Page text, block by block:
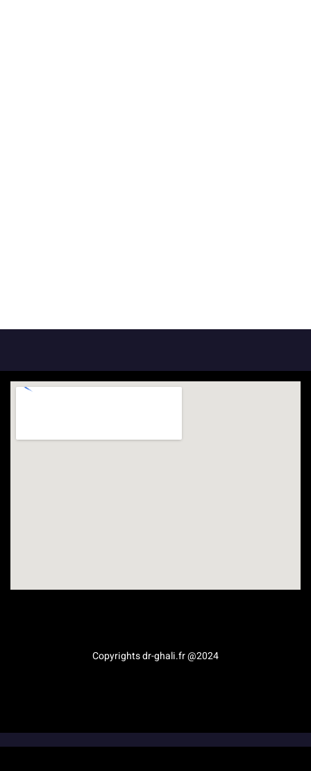
Copyrights dr-ghali.fr @2024